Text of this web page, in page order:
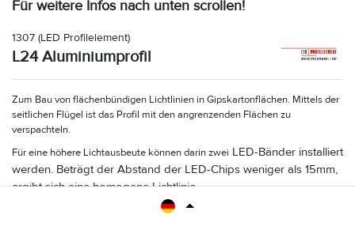
Für weitere Infos nach unten scrollen!
1307 (LED Profilelement)
L24 Aluminiumprofil
Zum Bau von flächenbündigen Lichtlinien in Gipskartonflächen. Mittels der
seitlichen Flügel ist das Profil mit den angrenzenden Flächen zu
verspachteln.
Für eine höhere Lichtausbeute können darin zwei LED-Bänder installiert
werden. Beträgt der Abstand der LED-Chips weniger als 15mm,
ergibt sich eine homogene Lichtlinie.
Die satinierte LED-Abdeckung ist witterungs- und UV-beständig, auch für